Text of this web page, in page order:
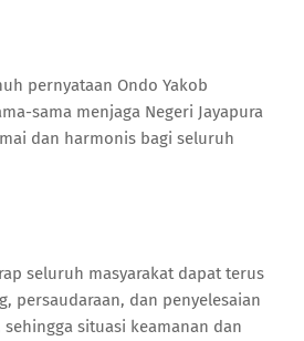
pernyataan Ondo Yakob
sama menjaga Negeri Jayapura
dan harmonis bagi seluruh
seluruh masyarakat dapat terus
persaudaraan, dan penyelesaian
sehingga situasi keamanan dan